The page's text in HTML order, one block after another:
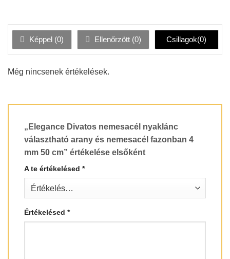
Képpel (0) Ellenőrzött (0) Csillagok(0)
Még nincsenek értékelések.
„Elegance Divatos nemesacél nyaklánc
választható arany és nemesacél fazonban 4
mm 50 cm” értékelése elsőként
A te értékelésed *
Értékelésed *